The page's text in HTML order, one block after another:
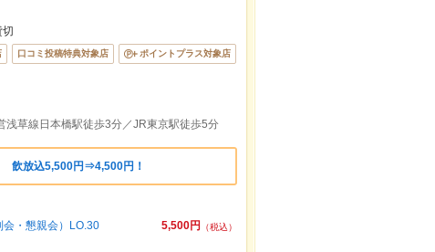
口コミ投稿特典対象店 ポイントプラス対象店
浅草線日本橋駅徒歩3分／JR東京駅徒歩5分
飲放込5,500円⇒4,500円！
5,500円
（税込）
・懇親会）LO.30